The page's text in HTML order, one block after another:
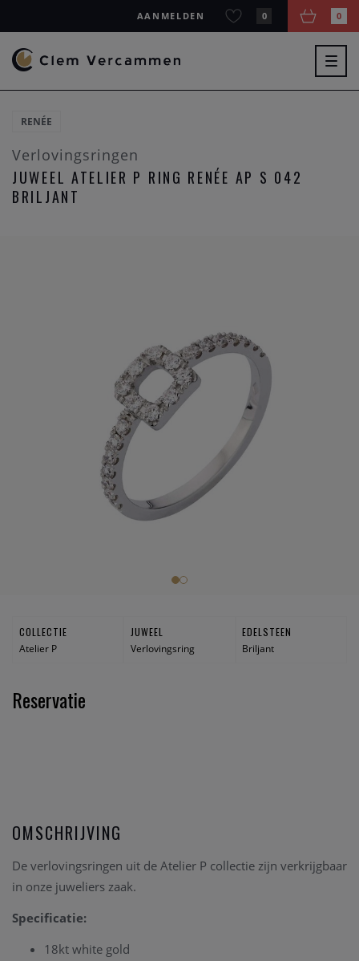
AANMELDEN 0 0
RENÉE
Verlovingsringen
JUWEEL ATELIER P RING RENÉE AP S 042
BRILJANT
COLLECTIE
Atelier P
JUWEEL
Verlovingsring
EDELSTEEN
Briljant
Reservatie
OMSCHRIJVING
De verlovingsringen uit de Atelier P collectie zijn verkrijgbaar
in onze juweliers zaak.
Specificatie:
18kt white gold